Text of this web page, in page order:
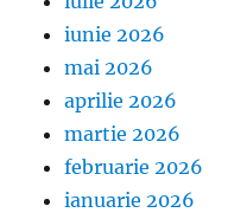
iunie 2026
mai 2026
aprilie 2026
martie 2026
februarie 2026
ianuarie 2026